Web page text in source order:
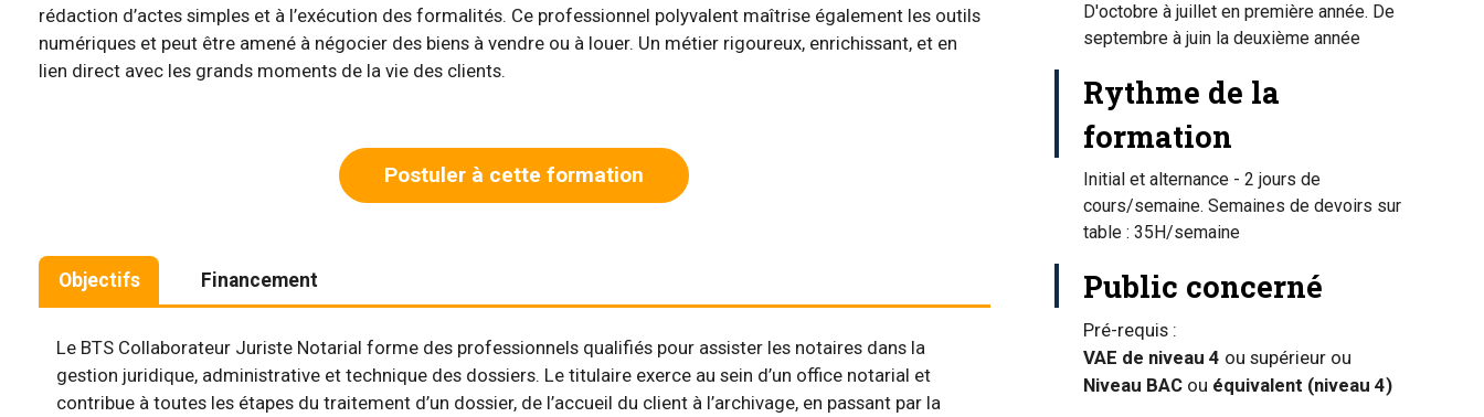
rédaction d’actes simples et à l’exécution des formalités. Ce professionnel polyvalent maîtrise également les outils
numériques et peut être amené à négocier des biens à vendre ou à louer. Un métier rigoureux, enrichissant, et en
lien direct avec les grands moments de la vie des clients.
Postuler à cette formation
Le BTS Collaborateur Juriste Notarial forme des professionnels qualifiés pour assister les notaires dans la
gestion juridique, administrative et technique des dossiers. Le titulaire exerce au sein d’un office notarial et
contribue à toutes les étapes du traitement d’un dossier, de l’accueil du client à l’archivage, en passant par la
Droits et devoirs des apprentis
Objectifs Financement
D'octobre à juillet en première année. De
septembre à juin la deuxième année
Rythme de la
formation
Initial et alternance - 2 jours de
cours/semaine. Semaines de devoirs sur
table : 35H/semaine
Public concerné
Pré-requis :
VAE de niveau 4 ou supérieur ou
Niveau BACou équivalent (niveau 4)